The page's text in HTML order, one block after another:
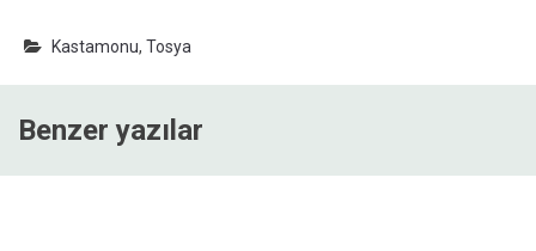
Kastamonu, Tosya
Benzer yazılar